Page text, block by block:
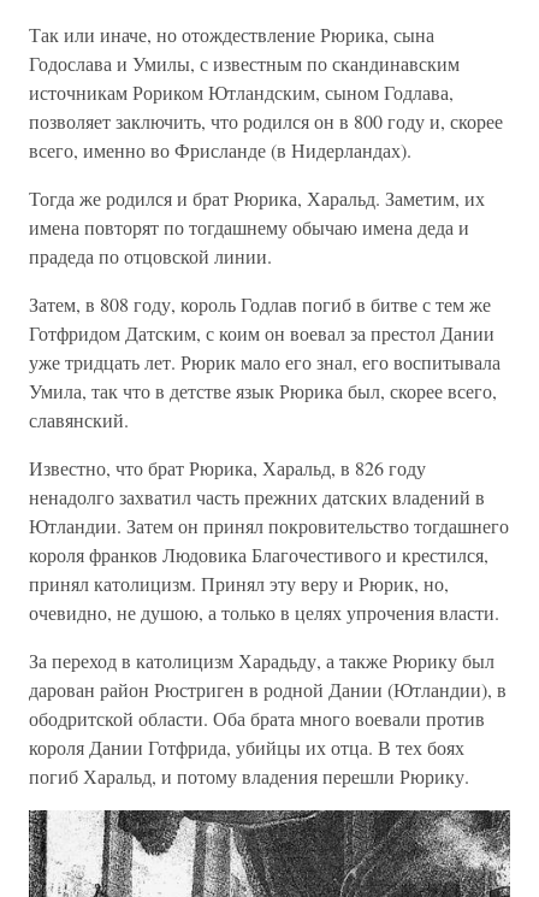
Так или иначе, но отождествление Рюрика, сына
Годослава и Умилы, с известным по скандинавским
источникам Рориком Ютландским, сыном Годлава,
позволяет заключить, что родился он в 800 году и, скорее
всего, именно во Фрисланде (в Нидерландах).
Тогда же родился и брат Рюрика, Харальд. Заметим, их
имена повторят по тогдашнему обычаю имена деда и
прадеда по отцовской линии.
Затем, в 808 году, король Годлав погиб в битве с тем же
Готфридом Датским, с коим он воевал за престол Дании
уже тридцать лет. Рюрик мало его знал, его воспитывала
Умила, так что в детстве язык Рюрика был, скорее всего,
славянский.
Известно, что брат Рюрика, Харальд, в 826 году
ненадолго захватил часть прежних датских владений в
Ютландии. Затем он принял покровительство тогдашнего
короля франков Людовика Благочестивого и крестился,
принял католицизм. Принял эту веру и Рюрик, но,
очевидно, не душою, а только в целях упрочения власти.
За переход в католицизм Харадьду, а также Рюрику был
дарован район Рюстриген в родной Дании (Ютландии), в
ободритской области. Оба брата много воевали против
короля Дании Готфрида, убийцы их отца. В тех боях
погиб Харальд, и потому владения перешли Рюрику.